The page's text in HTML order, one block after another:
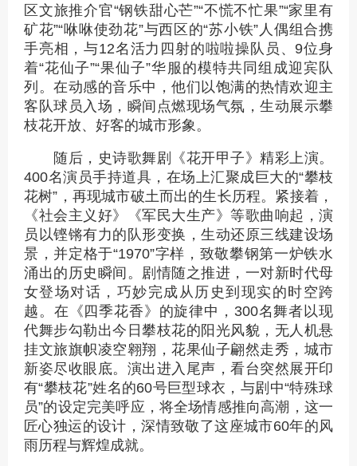
区文旅推介官“钢铁甜心芒”“不慌不忙果”“家里有
矿花”“咻咻使劲花”与西区的“苏小铁”人偶组合携
手亮相，与12名活力四射的啦啦操队员、9位身
着“花仙子”“果仙子”华服的模特共同组成迎宾队
列。在动感的音乐中，他们以饱满的热情欢迎主
客队球员入场，瞬间点燃现场气氛，生动展示攀
枝花开放、好客的城市形象。
随后，史诗歌舞剧《花开甲子》精彩上演。
400名演员手持道具，在场上汇聚成巨大的“攀枝
花树”，再现城市破土而出的生长历程。紧接着，
《社会主义好》《军民大生产》等歌曲响起，演
员以铿锵有力的队形变换，生动还原三线建设场
景，并定格于“1970”字样，致敬攀钢第一炉铁水
涌出的历史瞬间。剧情随之推进，一对新时代母
女登场对话，巧妙完成从历史到现实的时空跨
越。在《四季花香》的旋律中，300名舞者以现
代舞步勾勒出今日攀枝花的阳光风貌，无人机悬
挂文旅旗帜凌空翱翔，花果仙子翩然走秀，城市
新姿尽收眼底。演出进入尾声，看台突然展开印
有“攀枝花”姓名的60号巨型球衣，与剧中“特殊球
员”的设定完美呼应，将全场情感推向高潮，这一
匠心独运的设计，深情致敬了这座城市60年的风
雨历程与辉煌成就。